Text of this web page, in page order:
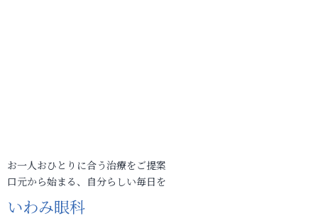
お一人おひとりに合う治療をご提案
口元から始まる、自分らしい毎日を
いわみ眼科